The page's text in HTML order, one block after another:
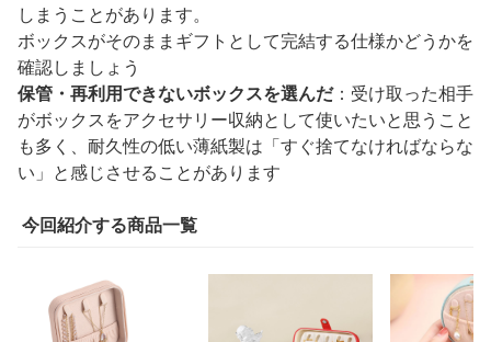
しまうことがあります。
ボックスがそのままギフトとして完結する仕様かどうかを
確認しましょう
保管・再利用できないボックスを選んだ：受け取った相手
がボックスをアクセサリー収納として使いたいと思うこと
も多く、耐久性の低い薄紙製は「すぐ捨てなければならな
い」と感じさせることがあります
今回紹介する商品一覧